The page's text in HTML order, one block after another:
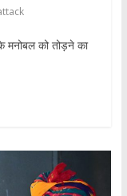
मनोबल को तोड़ने का